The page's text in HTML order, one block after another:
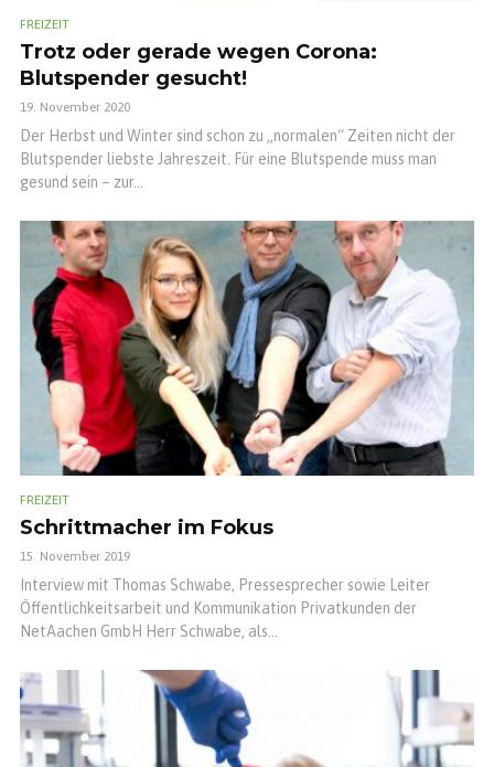
FREIZEIT
Trotz oder gerade wegen Corona:
Blutspender gesucht!
19. November 2020
Der Herbst und Winter sind schon zu „normalen“ Zeiten nicht der
Blutspender liebste Jahreszeit. Für eine Blutspende muss man
gesund sein – zur...
FREIZEIT
Schrittmacher im Fokus
15. November 2019
Interview mit Thomas Schwabe, Pressesprecher sowie Leiter
Öffentlichkeitsarbeit und Kommunikation Privatkunden der
NetAachen GmbH Herr Schwabe, als...